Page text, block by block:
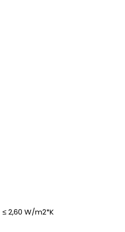
≤ 2,60 W/m2*K